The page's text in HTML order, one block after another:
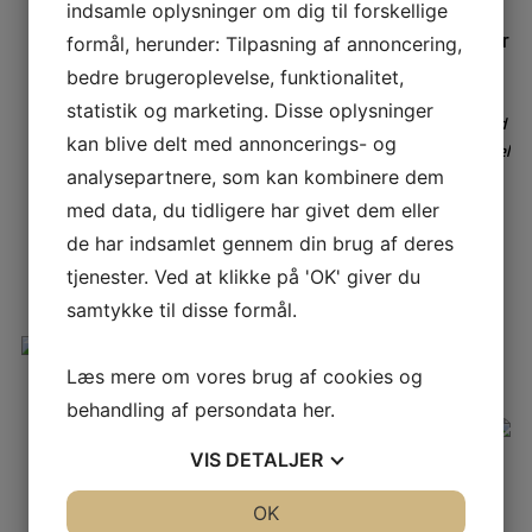
(Root Cause Analysis), hvor moderne DNA
analyser inkluderes og mikrobiel korrosion er
nedbrydningsmekanismen.
Forsknings- og udviklingscenter for byggeri, energi, vand
og klima ved VIA University College og forsker i industriel
mikrobiologi herunder materialer og komponenters
interaktion med bakterier og biofilm (biokorrosion).
Derudover underviser han på Klima- og
Forsyningsingeniør Uddannelsen på VIA University
College.
- 12:20Korrosion på rustfrit stål i kloridholdige
Jesper Nielsen Holst, projektleder,Force
Technology
kloridholdige miljøer er et velkendt
fænomen, som mange måske kan nikke
genkendende til fra besøg i svømmehaller
indsamle oplysninger om dig til forskellige
formål, herunder: Tilpasning af annoncering,
bedre brugeroplevelse, funktionalitet,
statistik og marketing. Disse oplysninger
kan blive delt med annoncerings- og
analysepartnere, som kan kombinere dem
med data, du tidligere har givet dem eller
de har indsamlet gennem din brug af deres
tjenester. Ved at klikke på 'OK' giver du
samtykke til disse formål.
Læs mere om vores brug af cookies og
behandling af persondata her.
VIS DETALJER
OK